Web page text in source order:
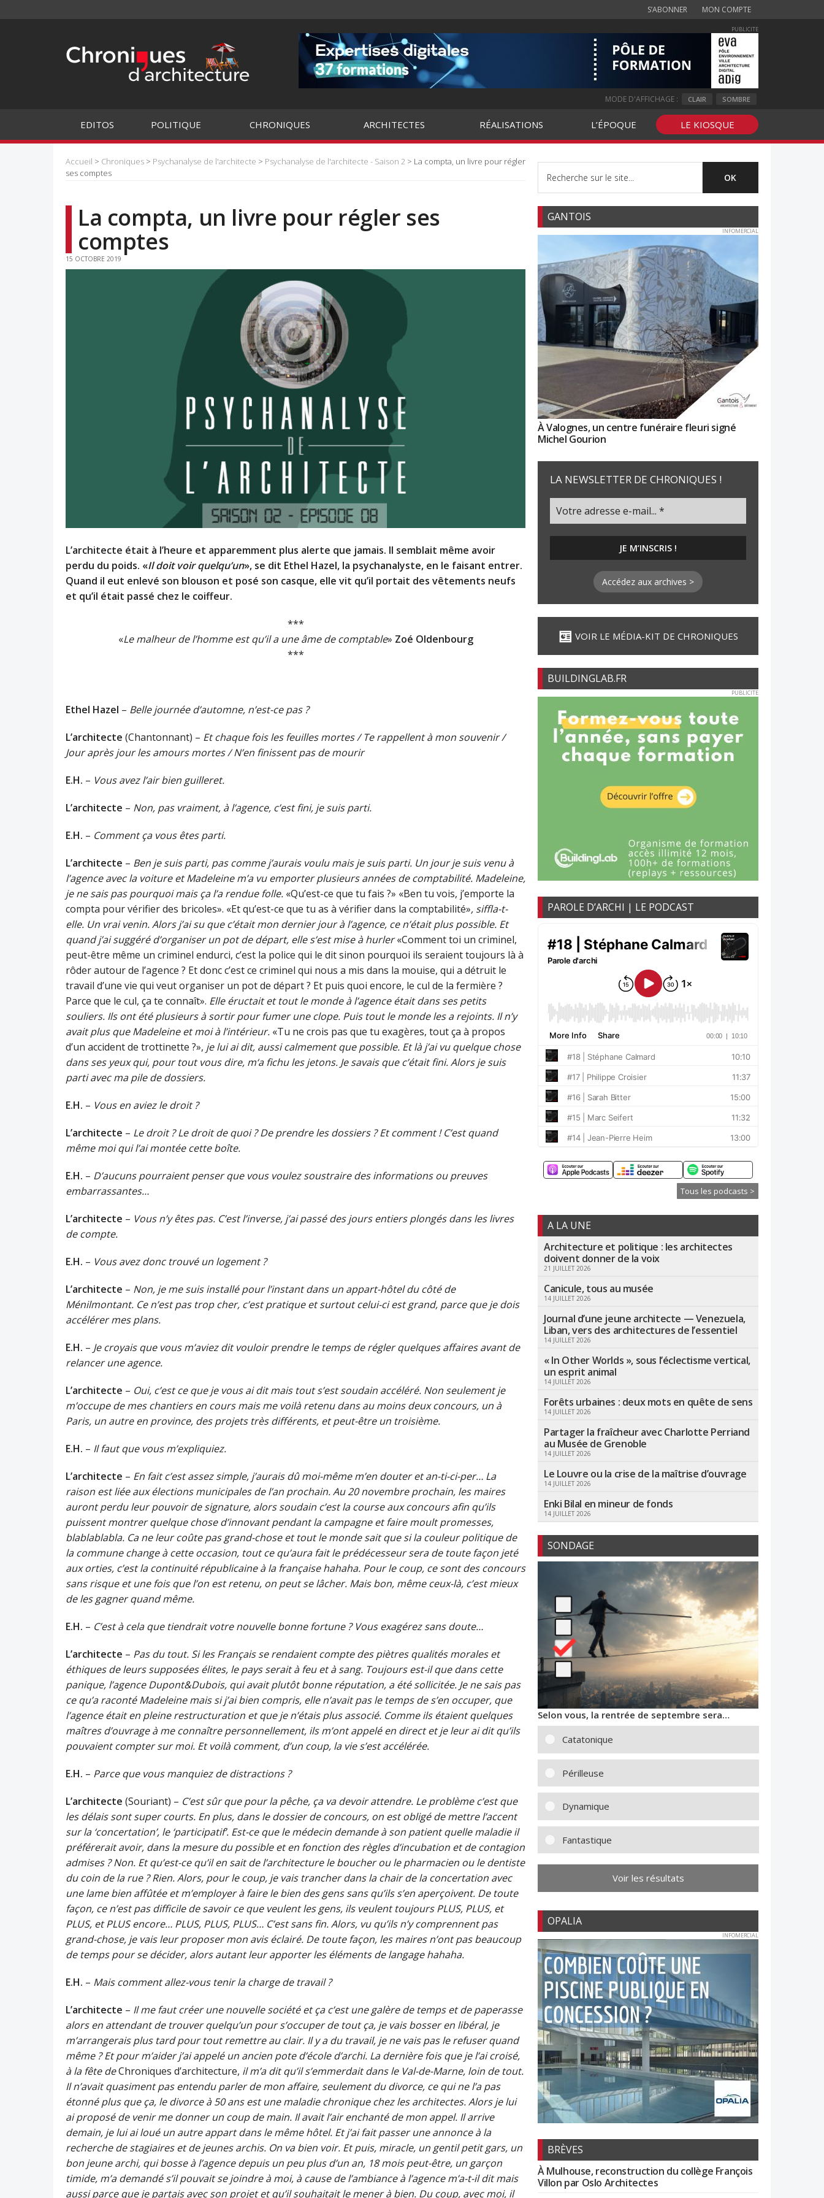
S’ABONNER MON COMPTE
PUBLICITE
MODE D'AFFICHAGE : CLAIR SOMBRE
EDITOS POLITIQUE CHRONIQUES ARCHITECTES RÉALISATIONS L’ÉPOQUE LE KIOSQUE
Accueil > Chroniques > Psychanalyse de l'architecte > Psychanalyse de l'architecte - Saison 2 > La compta, un livre pour régler
ses comptes
La compta, un livre pour régler ses
comptes
15 OCTOBRE 2019
L’architecte était à l’heure et apparemment plus alerte que jamais. Il semblait même avoir
perdu du poids. «Il doit voir quelqu’un», se dit Ethel Hazel, la psychanalyste, en le faisant entrer.
Quand il eut enlevé son blouson et posé son casque, elle vit qu’il portait des vêtements neufs
et qu’il était passé chez le coiffeur.
***
«Le malheur de l’homme est qu’il a une âme de comptable» Zoé Oldenbourg
***
Ethel Hazel – Belle journée d’automne, n’est-ce pas ?
L’architecte (Chantonnant) – Et chaque fois les feuilles mortes / Te rappellent à mon souvenir /
Jour après jour les amours mortes / N’en finissent pas de mourir
E.H. – Vous avez l’air bien guilleret.
L’architecte – Non, pas vraiment, à l’agence, c’est fini, je suis parti.
E.H. – Comment ça vous êtes parti.
L’architecte – Ben je suis parti, pas comme j’aurais voulu mais je suis parti. Un jour je suis venu à
l’agence avec la voiture et Madeleine m’a vu emporter plusieurs années de comptabilité. Madeleine,
je ne sais pas pourquoi mais ça l’a rendue folle. «Qu’est-ce que tu fais ?» «Ben tu vois, j’emporte la
compta pour vérifier des bricoles». «Et qu’est-ce que tu as à vérifier dans la comptabilité», siffla-t-
elle. Un vrai venin. Alors j’ai su que c’était mon dernier jour à l’agence, ce n’était plus possible. Et
quand j’ai suggéré d’organiser un pot de départ, elle s’est mise à hurler«Comment toi un criminel,
peut-être même un criminel endurci, c’est la police qui le dit sinon pourquoi ils seraient toujours là à
rôder autour de l’agence ? Et donc c’est ce criminel qui nous a mis dans la mouise, qui a détruit le
travail d’une vie qui veut organiser un pot de départ ? Et puis quoi encore, le cul de la fermière ?
Parce que le cul, ça te connaît». Elle éructait et tout le monde à l’agence était dans ses petits
souliers. Ils ont été plusieurs à sortir pour fumer une clope. Puis tout le monde les a rejoints. Il n’y
avait plus que Madeleine et moi à l’intérieur. «Tu ne crois pas que tu exagères, tout ça à propos
d’un accident de trottinette ?», je lui ai dit, aussi calmement que possible. Et là j’ai vu quelque chose
dans ses yeux qui, pour tout vous dire, m‘a fichu les jetons. Je savais que c’était fini. Alors je suis
parti avec ma pile de dossiers.
E.H. – Vous en aviez le droit ?
L’architecte – Le droit ? Le droit de quoi ? De prendre les dossiers ? Et comment ! C’est quand
même moi qui l’ai montée cette boîte.
E.H. – D’aucuns pourraient penser que vous voulez soustraire des informations ou preuves
embarrassantes…
L’architecte – Vous n’y êtes pas. C’est l’inverse, j’ai passé des jours entiers plongés dans les livres
de compte.
E.H. – Vous avez donc trouvé un logement ?
L’architecte – Non, je me suis installé pour l’instant dans un appart-hôtel du côté de
Ménilmontant. Ce n’est pas trop cher, c’est pratique et surtout celui-ci est grand, parce que je dois
accélérer mes plans.
E.H. – Je croyais que vous m’aviez dit vouloir prendre le temps de régler quelques affaires avant de
relancer une agence.
L’architecte – Oui, c’est ce que je vous ai dit mais tout s’est soudain accéléré. Non seulement je
m’occupe de mes chantiers en cours mais me voilà retenu dans au moins deux concours, un à
Paris, un autre en province, des projets très différents, et peut-être un troisième.
E.H. – Il faut que vous m’expliquiez.
L’architecte – En fait c’est assez simple, j’aurais dû moi-même m’en douter et an-ti-ci-per… La
raison est liée aux élections municipales de l’an prochain. Au 20 novembre prochain, les maires
auront perdu leur pouvoir de signature, alors soudain c’est la course aux concours afin qu’ils
puissent montrer quelque chose d’innovant pendant la campagne et faire moult promesses,
blablablabla. Ca ne leur coûte pas grand-chose et tout le monde sait que si la couleur politique de
la commune change à cette occasion, tout ce qu’aura fait le prédécesseur sera de toute façon jeté
aux orties, c’est la continuité républicaine à la française hahaha. Pour le coup, ce sont des concours
sans risque et une fois que l’on est retenu, on peut se lâcher. Mais bon, même ceux-là, c’est mieux
de les gagner quand même.
E.H. – C’est à cela que tiendrait votre nouvelle bonne fortune ? Vous exagérez sans doute…
L’architecte – Pas du tout. Si les Français se rendaient compte des piètres qualités morales et
éthiques de leurs supposées élites, le pays serait à feu et à sang. Toujours est-il que dans cette
panique, l’agence Dupont&Dubois, qui avait plutôt bonne réputation, a été sollicitée. Je ne sais pas
ce qu’a raconté Madeleine mais si j’ai bien compris, elle n’avait pas le temps de s’en occuper, que
l’agence était en pleine restructuration et que je n’étais plus associé. Comme ils étaient quelques
maîtres d’ouvrage à me connaître personnellement, ils m’ont appelé en direct et je leur ai dit qu’ils
pouvaient compter sur moi. Et voilà comment, d’un coup, la vie s’est accélérée.
E.H. – Parce que vous manquiez de distractions ?
L’architecte (Souriant) – C’est sûr que pour la pêche, ça va devoir attendre. Le problème c’est que
les délais sont super courts. En plus, dans le dossier de concours, on est obligé de mettre l’accent
sur la ‘concertation’, le ‘participatif’. Est-ce que le médecin demande à son patient quelle maladie il
préférerait avoir, dans la mesure du possible et en fonction des règles d’incubation et de contagion
admises ? Non. Et qu’est-ce qu’il en sait de l’architecture le boucher ou le pharmacien ou le dentiste
du coin de la rue ? Rien. Alors, pour le coup, je vais trancher dans la chair de la concertation avec
une lame bien affûtée et m’employer à faire le bien des gens sans qu’ils s’en aperçoivent. De toute
façon, ce n’est pas difficile de savoir ce que veulent les gens, ils veulent toujours PLUS, PLUS, et
PLUS, et PLUS encore… PLUS, PLUS, PLUS… C’est sans fin. Alors, vu qu’ils n’y comprennent pas
grand-chose, je vais leur proposer mon avis éclairé. De toute façon, les maires n’ont pas beaucoup
de temps pour se décider, alors autant leur apporter les éléments de langage hahaha.
E.H. – Mais comment allez-vous tenir la charge de travail ?
L’architecte – Il me faut créer une nouvelle société et ça c’est une galère de temps et de paperasse
alors en attendant de trouver quelqu’un pour s’occuper de tout ça, je vais bosser en libéral, je
m’arrangerais plus tard pour tout remettre au clair. Il y a du travail, je ne vais pas le refuser quand
même ? Et pour m’aider j’ai appelé un ancien pote d’école d’archi. La dernière fois que je l’ai croisé,
à la fête deChroniques d’architecture, il m’a dit qu’il s’emmerdait dans le Val-de-Marne, loin de tout.
Il n’avait quasiment pas entendu parler de mon affaire, seulement du divorce, ce qui ne l’a pas
étonné plus que ça, le divorce à 50 ans est une maladie chronique chez les architectes. Alors je lui
ai proposé de venir me donner un coup de main. Il avait l’air enchanté de mon appel. Il arrive
demain, je lui ai loué un autre appart dans le même hôtel. Et j’ai fait passer une annonce à la
recherche de stagiaires et de jeunes archis. On va bien voir. Et puis, miracle, un gentil petit gars, un
bon jeune archi, qui bosse à l’agence depuis un peu plus d’un an, 18 mois peut-être, un garçon
timide, m’a demandé s’il pouvait se joindre à moi, à cause de l’ambiance à l’agence m’a-t-il dit mais
aussi parce que je partais avec son projet et qu’il souhaitait le mener à bien. Du coup, avec moi, il
GANTOIS
INFOMERCIAL
À Valognes, un centre funéraire fleuri signé
Michel Gourion
LA NEWSLETTER DE CHRONIQUES !
Accédez aux archives >
VOIR LE MÉDIA-KIT DE CHRONIQUES
BUILDINGLAB.FR
PUBLICITE
PAROLE D’ARCHI | LE PODCAST
Tous les podcasts >
A LA UNE
Architecture et politique : les architectes
doivent donner de la voix
21 JUILLET 2026
Canicule, tous au musée
14 JUILLET 2026
Journal d’une jeune architecte — Venezuela,
Liban, vers des architectures de l’essentiel
14 JUILLET 2026
« In Other Worlds », sous l’éclectisme vertical,
un esprit animal
14 JUILLET 2026
Forêts urbaines : deux mots en quête de sens
14 JUILLET 2026
Partager la fraîcheur avec Charlotte Perriand
au Musée de Grenoble
14 JUILLET 2026
Le Louvre ou la crise de la maîtrise d’ouvrage
14 JUILLET 2026
Enki Bilal en mineur de fonds
14 JUILLET 2026
SONDAGE
Selon vous, la rentrée de septembre sera…
Catatonique
Périlleuse
Dynamique
Fantastique
Voir les résultats
OPALIA
INFOMERCIAL
BRÈVES
À Mulhouse, reconstruction du collège François
Villon par Oslo Architectes